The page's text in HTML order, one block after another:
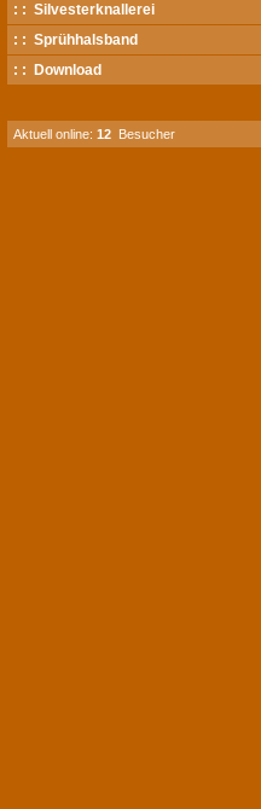
: : Silvesterknallerei
: : Sprühhalsband
: : Download
Aktuell online: 12 Besucher